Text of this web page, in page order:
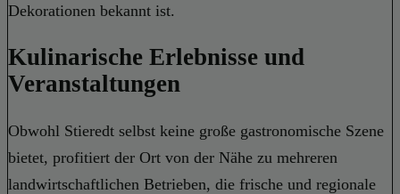
Dekorationen bekannt ist.
Kulinarische Erlebnisse und
Veranstaltungen
Obwohl Stieredt selbst keine große gastronomische Szene
bietet, profitiert der Ort von der Nähe zu mehreren
landwirtschaftlichen Betrieben, die frische und regionale